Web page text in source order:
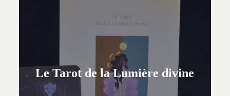
Le Tarot de la Lumière divine